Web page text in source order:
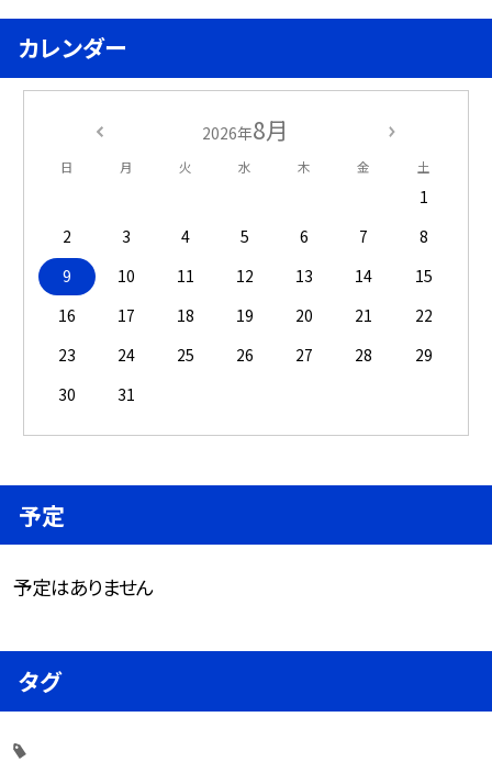
カレンダー
2026年8月
日 月 火 水 木 金 土
1
2
3 4 5 6 7
8
9
10 11 12 13 14
15
16
17 18 19 20 21
22
23
24 25 26 27 28
29
30
31
予定
予定はありません
タグ